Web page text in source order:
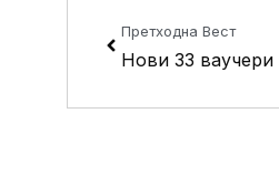
Претходна Вест